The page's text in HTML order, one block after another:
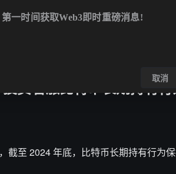
资看涨比特币长期持有
至 2024 年底，比特币长期持有行为
第一时间获取Web3即时重磅消息!
取消